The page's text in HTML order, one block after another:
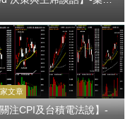
文章
注CPI及台積電法說】-